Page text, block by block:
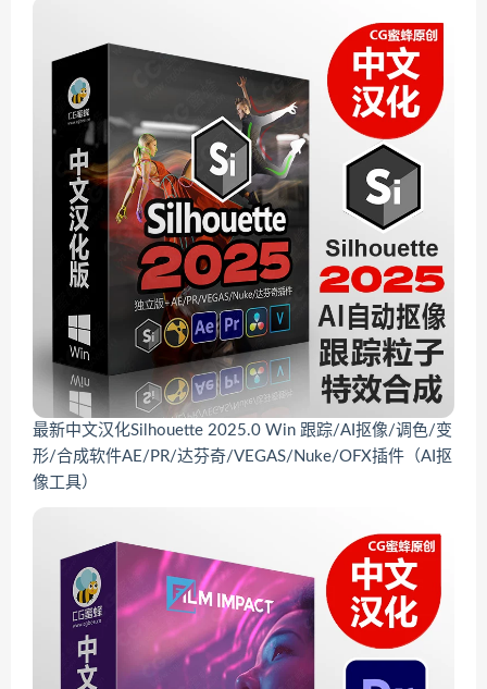
最新中文汉化Silhouette 2025.0 Win 跟踪/AI抠像/调色/变
形/合成软件AE/PR/达芬奇/VEGAS/Nuke/OFX插件（AI抠
像工具）